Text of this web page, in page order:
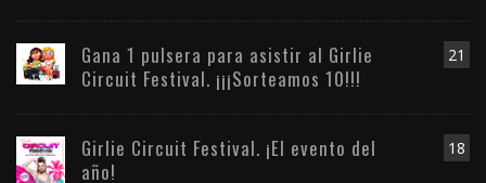
21
Gana 1 pulsera para asistir al Girlie
Circuit Festival. ¡¡¡Sorteamos 10!!!
18
Girlie Circuit Festival. ¡El evento del
año!